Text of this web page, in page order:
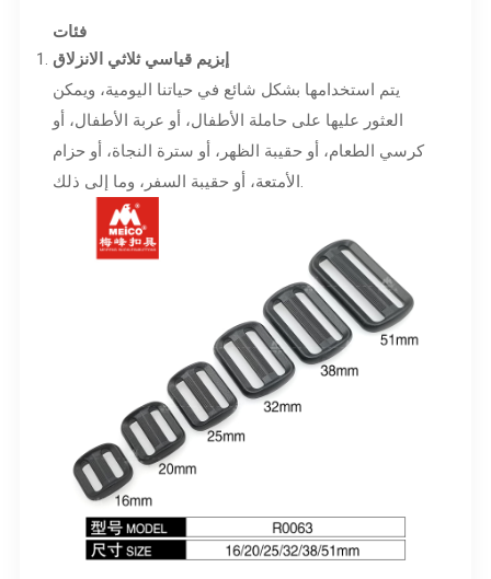
فئات
إبزيم قياسي ثلاثي الانزلاق
يتم استخدامها بشكل شائع في حياتنا اليومية، ويمكن
العثور عليها على حاملة الأطفال، أو عربة الأطفال، أو
كرسي الطعام، أو حقيبة الظهر، أو سترة النجاة، أو حزام
الأمتعة، أو حقيبة السفر، وما إلى ذلك.